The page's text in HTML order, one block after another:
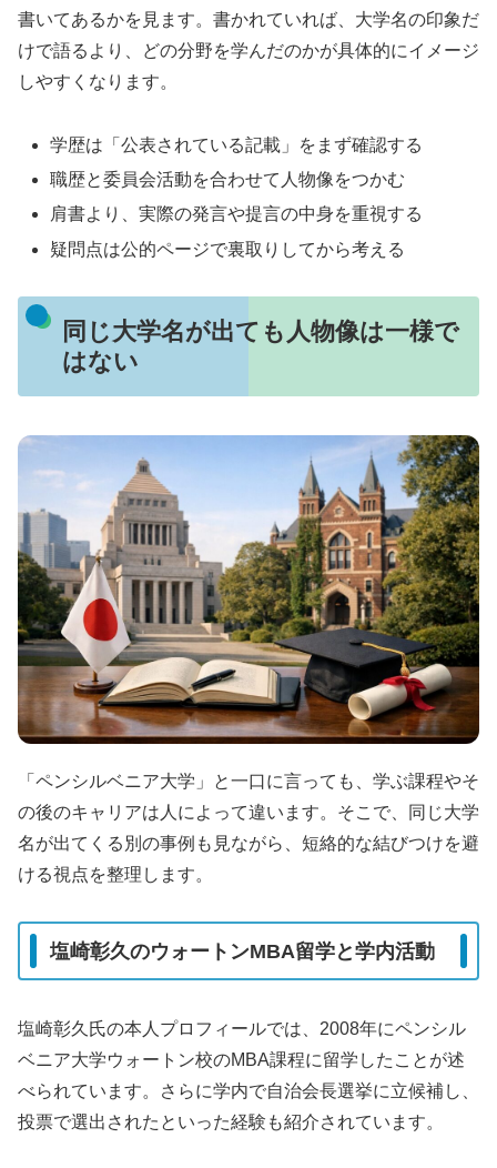
書いてあるかを見ます。書かれていれば、大学名の印象だ
けで語るより、どの分野を学んだのかが具体的にイメージ
しやすくなります。
学歴は「公表されている記載」をまず確認する
職歴と委員会活動を合わせて人物像をつかむ
肩書より、実際の発言や提言の中身を重視する
疑問点は公的ページで裏取りしてから考える
同じ大学名が出ても人物像は一様で
はない
「ペンシルベニア大学」と一口に言っても、学ぶ課程やそ
の後のキャリアは人によって違います。そこで、同じ大学
名が出てくる別の事例も見ながら、短絡的な結びつけを避
ける視点を整理します。
塩崎彰久のウォートンMBA留学と学内活動
塩崎彰久氏の本人プロフィールでは、2008年にペンシル
ベニア大学ウォートン校のMBA課程に留学したことが述
べられています。さらに学内で自治会長選挙に立候補し、
投票で選出されたといった経験も紹介されています。